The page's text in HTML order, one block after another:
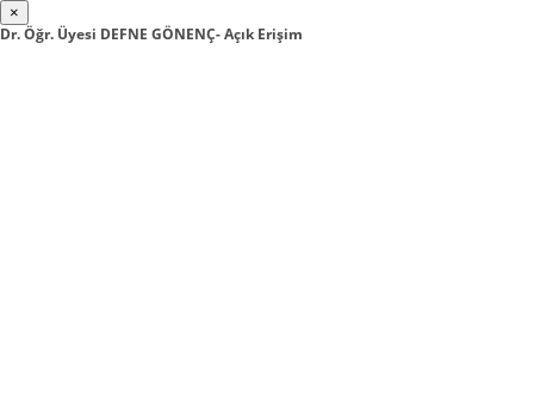
×
Dr. Öğr. Üyesi DEFNE GÖNENÇ- Açık Erişim